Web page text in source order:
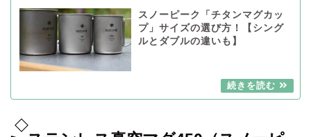
スノーピーク「チタンマグカッ
プ」サイズの選び方！【シング
ルとダブルの違いも】